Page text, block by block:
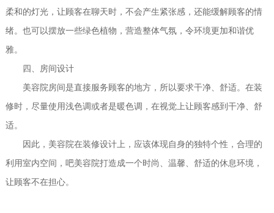
柔和的灯光，让顾客在聊天时，不会产生紧张感，还能缓解顾客的情
绪。也可以摆放一些绿色植物，营造整体气氛，令环境更加和谐优
雅。
四、房间设计
美容院房间是直接服务顾客的地方，所以要求干净、舒适。在装
修时，尽量使用浅色调或者是暖色调，在视觉上让顾客感到干净、舒
适。
因此，美容院在装修设计上，应该体现自身的独特个性，合理的
利用室内空间，吧美容院打造成一个时尚、温馨、舒适的休息环境，
让顾客不在担心。